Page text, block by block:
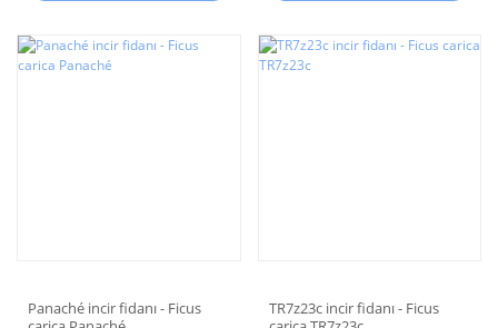
Panaché incir fidanı - Ficus
TR7z23c incir fidanı - Ficus